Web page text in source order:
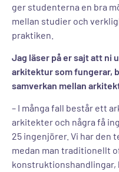
ger studenterna en bra
mellan studier och
praktiken.
Jag läser på er sajt att ni
arkitektur som fungerar,
samverkan mellan
– I många fall består ett
arkitekter och några få
25 ingenjörer. Vi har den
medan man traditionellt
konstruktionshandlingar,